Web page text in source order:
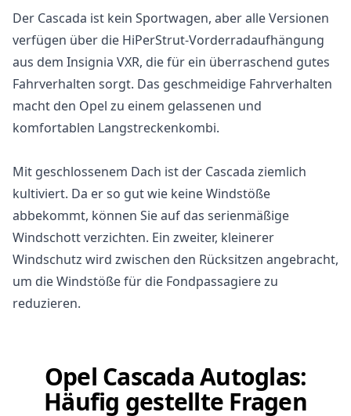
Der Cascada ist kein Sportwagen, aber alle Versionen
verfügen über die HiPerStrut-Vorderradaufhängung
aus dem Insignia VXR, die für ein überraschend gutes
Fahrverhalten sorgt. Das geschmeidige Fahrverhalten
macht den Opel zu einem gelassenen und
komfortablen Langstreckenkombi.
Mit geschlossenem Dach ist der Cascada ziemlich
kultiviert. Da er so gut wie keine Windstöße
abbekommt, können Sie auf das serienmäßige
Windschott verzichten. Ein zweiter, kleinerer
Windschutz wird zwischen den Rücksitzen angebracht,
um die Windstöße für die Fondpassagiere zu
reduzieren.
Opel Cascada Autoglas:
Häufig gestellte Fragen